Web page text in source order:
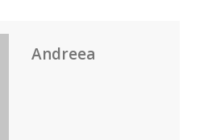
Andreea